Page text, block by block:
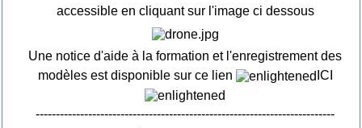
accessible en cliquant sur l'image ci dessous
Une notice d'aide à la formation et l'enregistrement des
modèles est disponible sur ce lien
ICI
--------------------------------------------------------------------------